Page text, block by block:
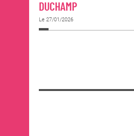
DUCHAMP
Le 27/01/2026